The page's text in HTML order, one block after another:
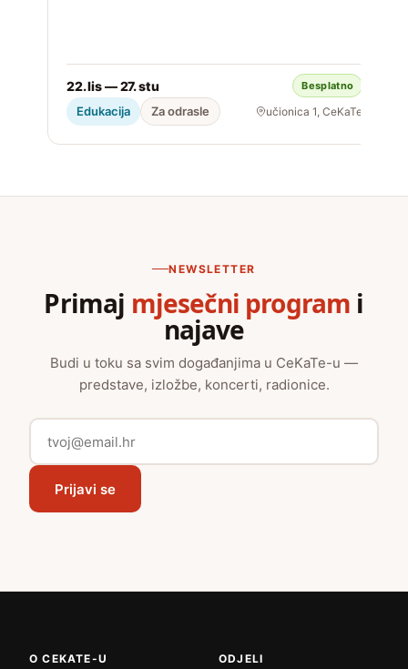
22. lis — 27. stu Besplatno
Edukacija Za odrasle učionica 1, CeKaTe
NEWSLETTER
Primaj mjesečni program i
najave
Budi u toku sa svim događanjima u CeKaTe-u —
predstave, izložbe, koncerti, radionice.
Prijavi se
O CEKATE-U ODJELI